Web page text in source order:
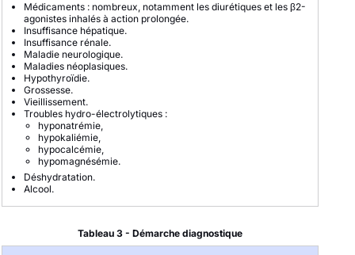
Médicaments : nombreux, notamment les diurétiques et les β2-
agonistes inhalés à action prolongée.
Insuffisance hépatique.
Insuffisance rénale.
Maladie neurologique.
Maladies néoplasiques.
Hypothyroïdie.
Grossesse.
Vieillissement.
Troubles hydro-électrolytiques :
hyponatrémie,
hypokaliémie,
hypocalcémie,
hypomagnésémie.
Déshydratation.
Alcool.
Tableau 3 - Démarche diagnostique